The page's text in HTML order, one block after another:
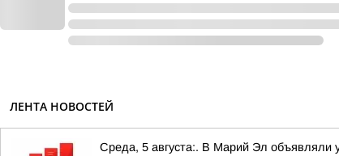
ЛЕНТА НОВОСТЕЙ
Среда, 5 августа:. В Марий Эл объявляли